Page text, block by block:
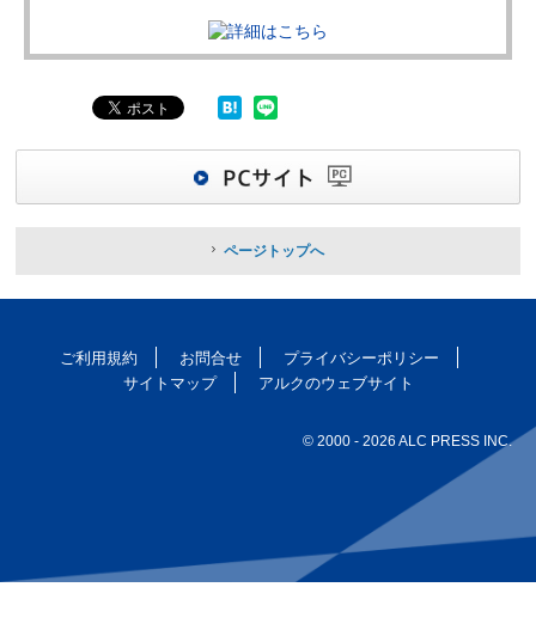
ページトップへ
ご利用規約 お問合せ
プライバシーポリシー
サイトマップ
アルクのウェブサイト
© 2000 - 2026 ALC PRESS INC.